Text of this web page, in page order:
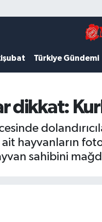
Türkiye Gündemi
dikkat:
hayvanların
sahibini